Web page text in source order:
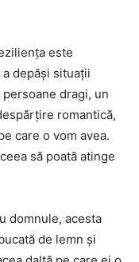
este
depăși situații
dragi, un
romantică,
care o vom avea.
să poată atinge
domnule, acesta
de lemn și